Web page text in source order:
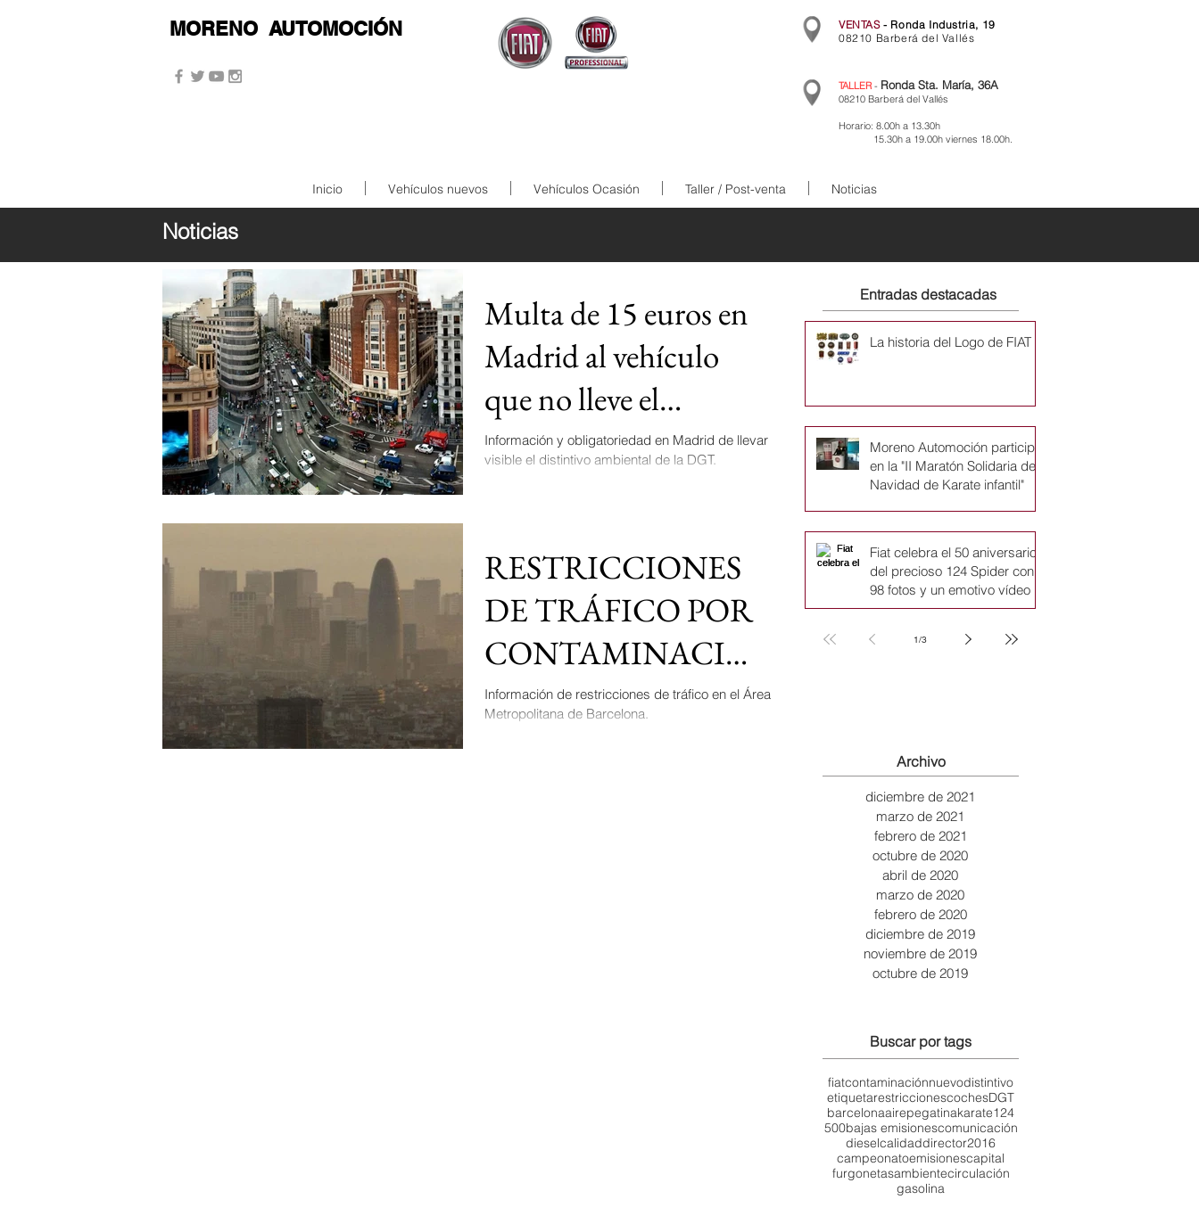
MORENO AUTOMOCIÓN VENTAS- Ronda Industria, 19
08210 Barberá del Vallés
TALLER - Ronda Sta. María, 36A
08210 Barberá del Vallés
Horario: 8.00h a 13.30h
15.30h a 19.00h viernes 18.00h.
Inicio Vehículos nuevos Vehículos Ocasión Taller / Post-venta Noticias
Noticias
Multa de 15 euros en
Madrid al vehículo
que no lleve el
distintivo de la DGT
Información y obligatoriedad en Madrid de llevar
visible el distintivo ambiental de la DGT.
RESTRICCIONES
DE TRÁFICO POR
CONTAMINACIÓ
N.
Información de restricciones de tráfico en el Área
Metropolitana de Barcelona.
Entradas destacadas
La historia del Logo de FIAT
Moreno Automoción participa
en la "II Maratón Solidaria de
Navidad de Karate infantil"
Fiat celebra el 50 aniversario
del precioso 124 Spider con
98 fotos y un emotivo vídeo
1/3
Archivo
diciembre de 2021
marzo de 2021
febrero de 2021
octubre de 2020
abril de 2020
marzo de 2020
febrero de 2020
diciembre de 2019
noviembre de 2019
octubre de 2019
Buscar por tags
fiatcontaminaciónnuevodistintivo
etiquetarestriccionescochesDGT
barcelonaairepegatinakarate124
500bajas emisionescomunicación
dieselcalidaddirector2016
campeonatoemisionescapital
furgonetasambientecirculación
gasolina